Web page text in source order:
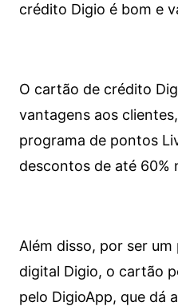
crédito Digio é bom e
O cartão de crédito
vantagens aos
programa de pontos
descontos de até 60%
Além disso, por ser
digital Digio, o cartão
pelo DigioApp, que dá